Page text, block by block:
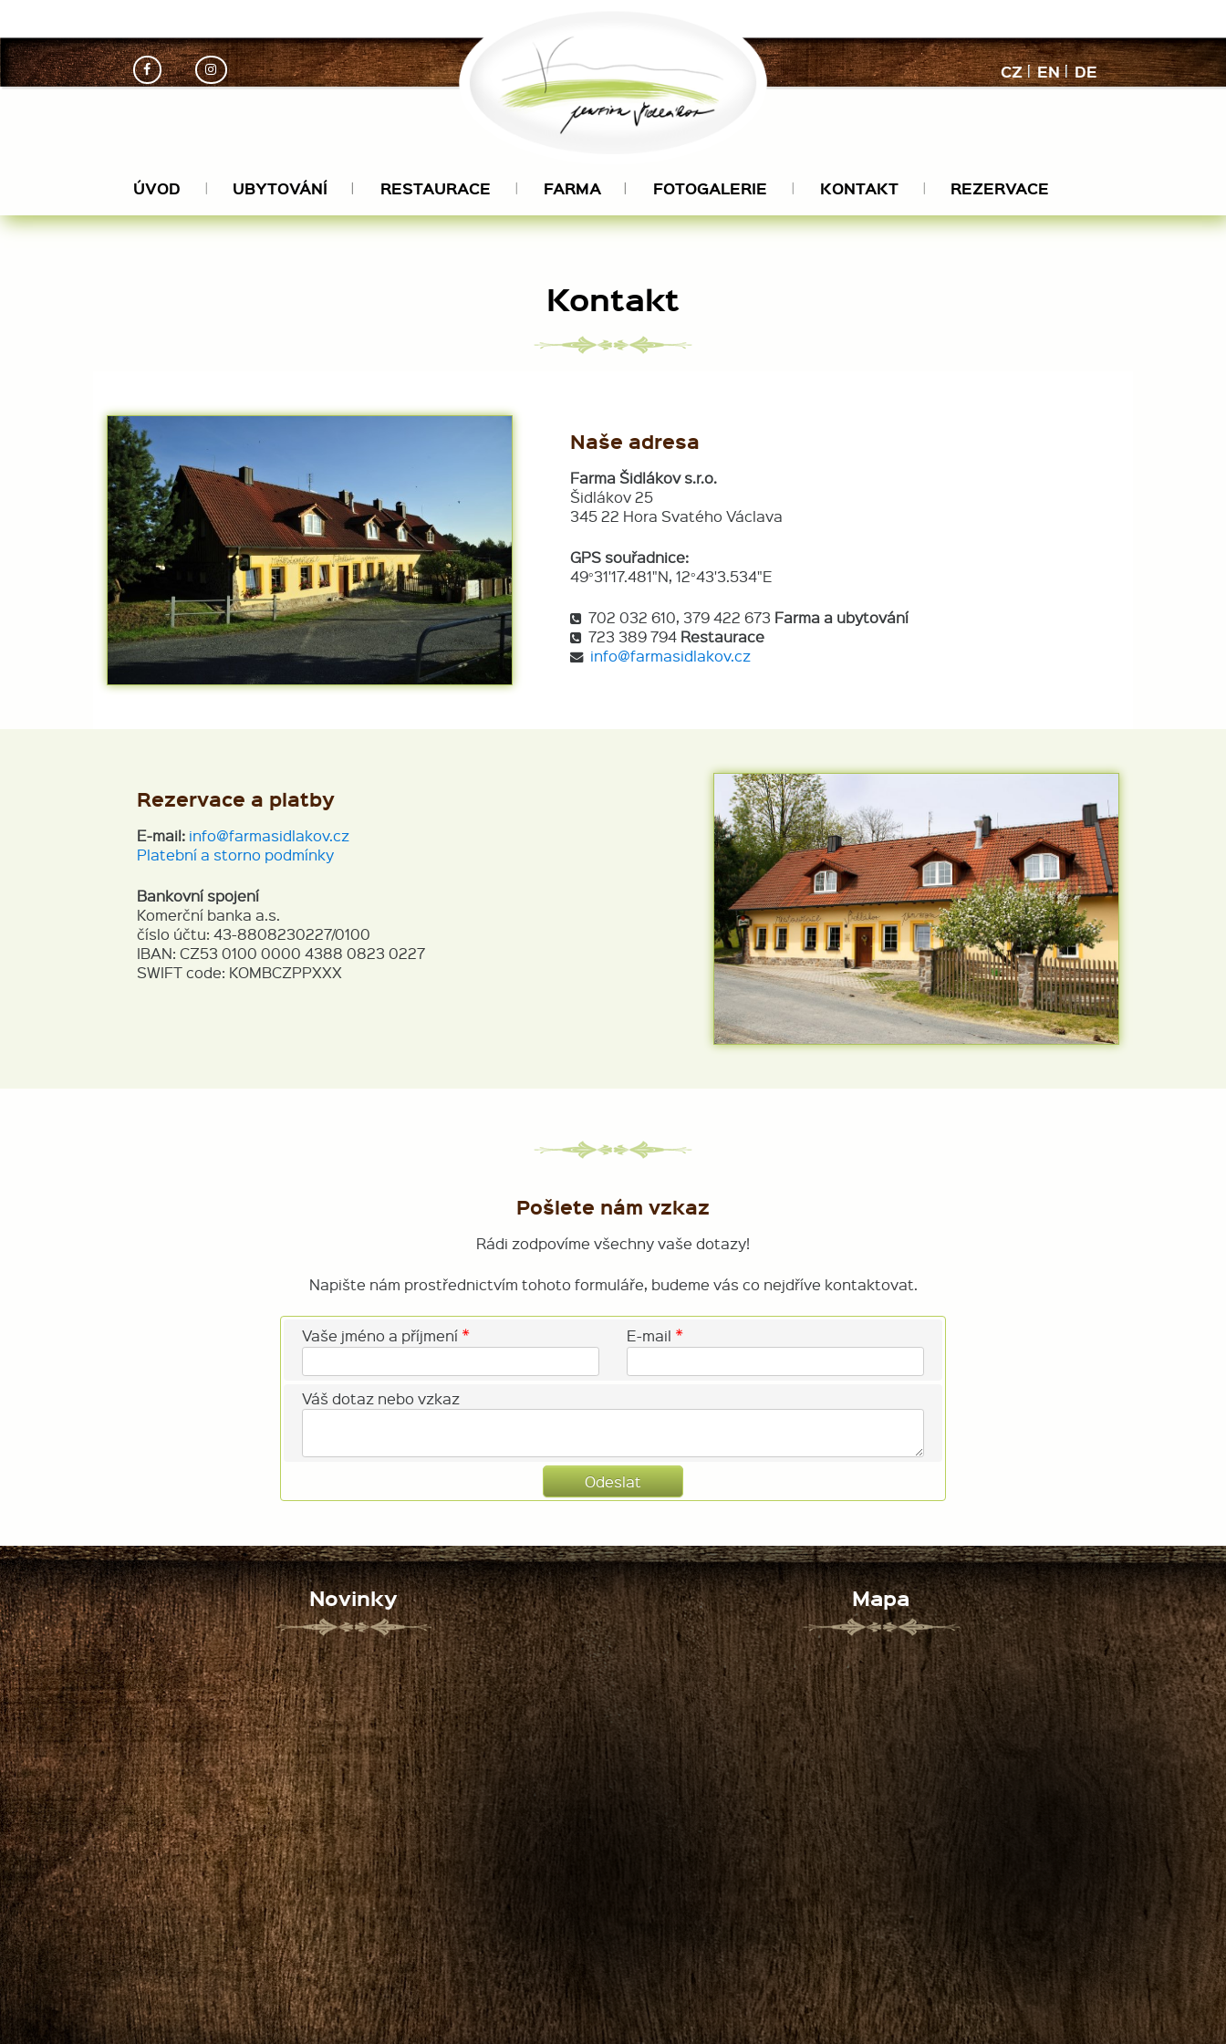
CZ EN DE
ÚVOD UBYTOVÁNÍ RESTAURACE FARMA FOTOGALERIE KONTAKT REZERVACE
Kontakt
Naše adresa
Farma Šidlákov s.r.o.
Šidlákov 25
345 22 Hora Svatého Václava
GPS souřadnice:
49°31'17.481"N, 12°43'3.534"E
702 032 610, 379 422 673 Farma a ubytování
723 389 794 Restaurace
info@farmasidlakov.cz
Rezervace a platby
E-mail: info@farmasidlakov.cz
Platební a storno podmínky
Bankovní spojení
Komerční banka a.s.
číslo účtu: 43-8808230227/0100
IBAN: CZ53 0100 0000 4388 0823 0227
SWIFT code: KOMBCZPPXXX
Pošlete nám vzkaz
Rádi zodpovíme všechny vaše dotazy!
Napište nám prostřednictvím tohoto formuláře, budeme vás co nejdříve kontaktovat.
Vaše jméno a příjmení * E-mail *
Váš dotaz nebo vzkaz
Novinky Mapa